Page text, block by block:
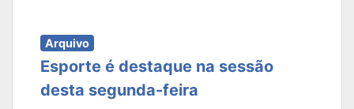
Arquivo
Esporte é destaque na sessão
desta segunda-feira